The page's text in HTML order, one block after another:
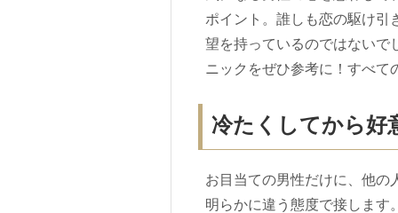
ポイント。誰しも恋の駆け引
望を持っているのではないで
ニックをぜひ参考に！すべて
冷たくしてから好
お目当ての男性だけに、他の
明らかに違う態度で接します